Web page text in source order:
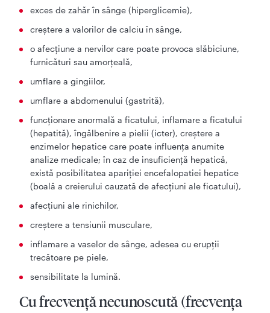
exces de zahăr în sânge (hiperglicemie),
creştere a valorilor de calciu în sânge,
o afecţiune a nervilor care poate provoca slăbiciune,
furnicături sau amorţeală,
umflare a gingiilor,
umflare a abdomenului (gastrită),
funcţionare anormală a ficatului, inflamare a ficatului
(hepatită), îngălbenire a pielii (icter), creştere a
enzimelor hepatice care poate influenţa anumite
analize medicale; în caz de insuficienţă hepatică,
există posibilitatea apariţiei encefalopatiei hepatice
(boală a creierului cauzată de afecţiuni ale ficatului),
afecţiuni ale rinichilor,
creştere a tensiunii musculare,
inflamare a vaselor de sânge, adesea cu erupţii
trecătoare pe piele,
sensibilitate la lumină.
Cu frecvenţă necunoscută (frecvenţa